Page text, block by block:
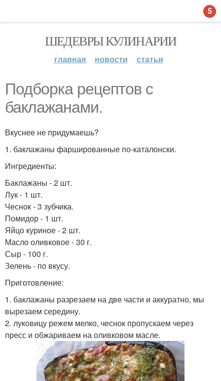
ШЕДЕВРЫ КУЛИНАРИИ
главная новости статьи
Подборка рецептов с
баклажанами.
Вкуснее не придумаешь?
1. баклажаны фаршированные по-каталонски.
Ингредиенты:
Баклажаны - 2 шт.
Лук - 1 шт.
Чеснок - 3 зубчика.
Помидор - 1 шт.
Яйцо куриное - 2 шт.
Масло оливковое - 30 г.
Сыр - 100 г.
Зелень - по вкусу.
Приготовление:
1. баклажаны разрезаем на две части и аккуратно, мы
вырезаем середину.
2. луковицу режем мелко, чеснок пропускаем через
пресс и обжариваем на оливковом масле.
5